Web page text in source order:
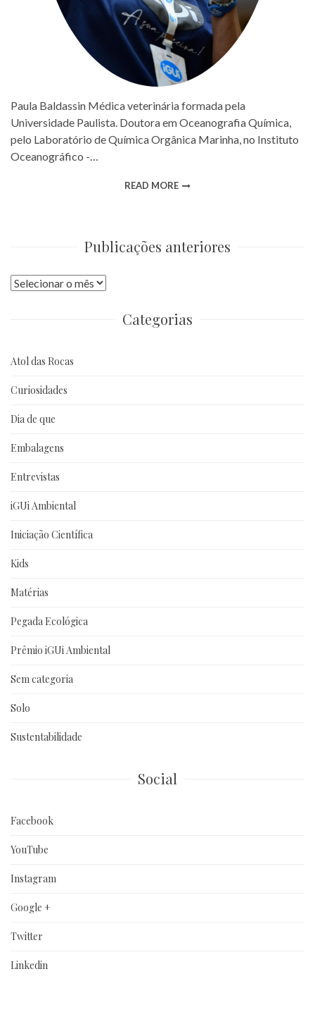
Paula Baldassin Médica veterinária formada pela
Universidade Paulista. Doutora em Oceanografia Química,
pelo Laboratório de Química Orgânica Marinha, no Instituto
Oceanográfico -…
READ MORE
Publicações anteriores
Publicações
Categorias
Atol das Rocas
Curiosidades
Dia de que
Embalagens
Entrevistas
iGUi Ambiental
Iniciação Científica
Kids
Matérias
Pegada Ecológica
Prêmio iGUi Ambiental
Sem categoria
Solo
Sustentabilidade
Social
Facebook
YouTube
Instagram
Google +
Twitter
Linkedin